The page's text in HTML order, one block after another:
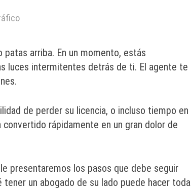
arriba. En un momento, estás
luces intermitentes detrás de ti. El agente te
de perder su licencia, o incluso tiempo en
rápidamente en un gran dolor de
presentaremos los pasos que debe seguir
un abogado de su lado puede hacer toda